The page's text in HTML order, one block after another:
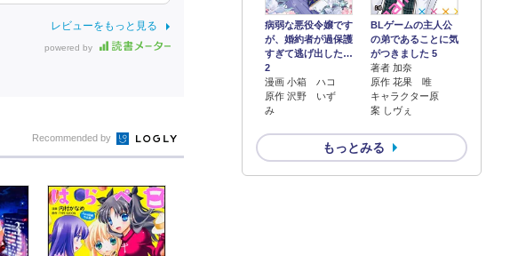
レビューをもっと見る
powered by
病弱な悪役令嬢です
が、婚約者が過保護
すぎて逃げ出した…
2
漫画 小箱 ハコ
原作 沢野 いず
み
BLゲームの主人公
の弟であることに気
がつきました 5
著者 加奈
原作 花果 唯
キャラクター原
案 しヴぇ
もっとみる
Recommended by